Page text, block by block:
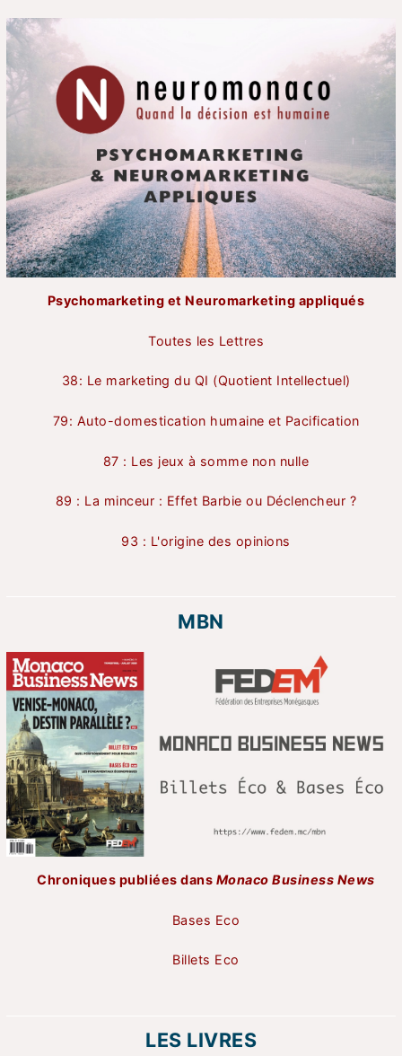
Psychomarketing et Neuromarketing appliqués
Toutes les Lettres
38: Le marketing du QI (Quotient Intellectuel)
79: Auto-domestication humaine et Pacification
87 : Les jeux à somme non nulle
89 : La minceur : Effet Barbie ou Déclencheur ?
93 : L'origine des opinions
MBN
Chroniques publiées dans Monaco Business News
Bases Eco
Billets Eco
LES LIVRES